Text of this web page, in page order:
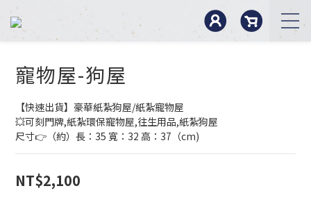
寵物屋-狗屋
【快速出貨】豪華紙紮狗屋/紙紮寵物屋
💥可刻門牌,紙紮環保寵物屋,往生用品,紙紮狗屋
尺寸👉（約）長：35 寬：32 高：37（cm)
NT$2,100